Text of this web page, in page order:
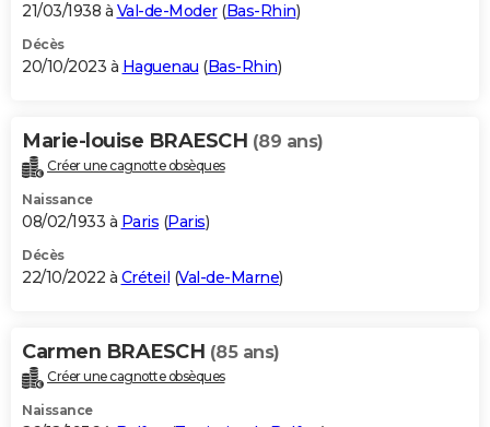
21/03/1938 à Val-de-Moder(Bas-Rhin)
Décès
20/10/2023 à Haguenau (Bas-Rhin)
Marie-louise BRAESCH (89 ans)
Créer une cagnotte obsèques
Naissance
08/02/1933 à Paris (Paris)
Décès
22/10/2022 à Créteil (Val-de-Marne)
Carmen BRAESCH (85 ans)
Créer une cagnotte obsèques
Naissance